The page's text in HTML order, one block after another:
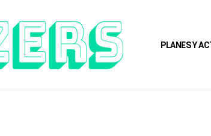
PLANES Y